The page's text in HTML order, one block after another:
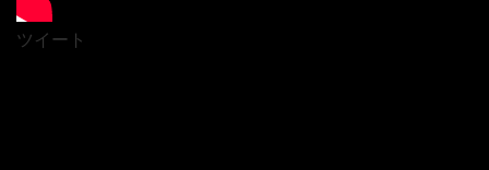
ツイート